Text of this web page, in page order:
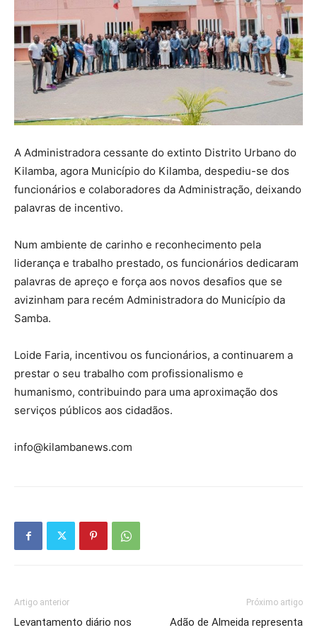
A Administradora cessante do extinto Distrito Urbano do
Kilamba, agora Município do Kilamba, despediu-se dos
funcionários e colaboradores da Administração, deixando
palavras de incentivo.
Num ambiente de carinho e reconhecimento pela
liderança e trabalho prestado, os funcionários dedicaram
palavras de apreço e força aos novos desafios que se
avizinham para recém Administradora do Município da
Samba.
Loide Faria, incentivou os funcionários, a continuarem a
prestar o seu trabalho com profissionalismo e
humanismo, contribuindo para uma aproximação dos
serviços públicos aos cidadãos.
info@kilambanews.com
Artigo anterior
Levantamento diário nos
Próximo artigo
Adão de Almeida representa